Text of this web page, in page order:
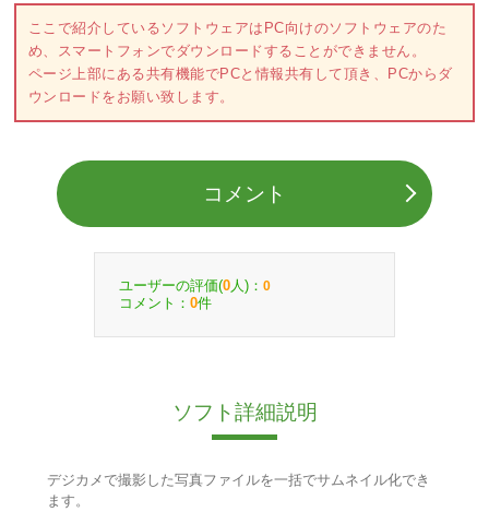
ここで紹介しているソフトウェアはPC向けのソフトウェアのた
め、スマートフォンでダウンロードすることができません。
ページ上部にある共有機能でPCと情報共有して頂き、PCからダ
ウンロードをお願い致します。
コメント
ユーザーの評価(0 人)： 0
コメント： 0件
ソフト詳細説明
デジカメで撮影した写真ファイルを一括でサムネイル化でき
ます。